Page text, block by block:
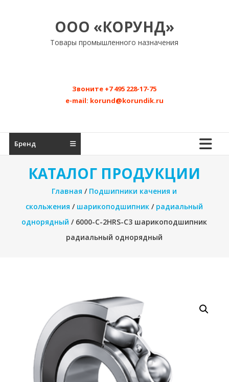
ООО «КОРУНД»
Товары промышленного назначения
Звоните +7 495 228-17-75
e-mail: korund@korundik.ru
Бренд
КАТАЛОГ ПРОДУКЦИИ
Главная / Подшипники качения и
скольжения / шарикоподшипник / радиальный
однорядный / 6000-C-2HRS-C3 шарикоподшипник
радиальный однорядный